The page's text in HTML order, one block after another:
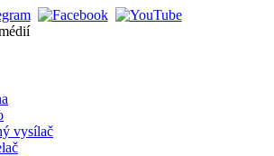
vysílač